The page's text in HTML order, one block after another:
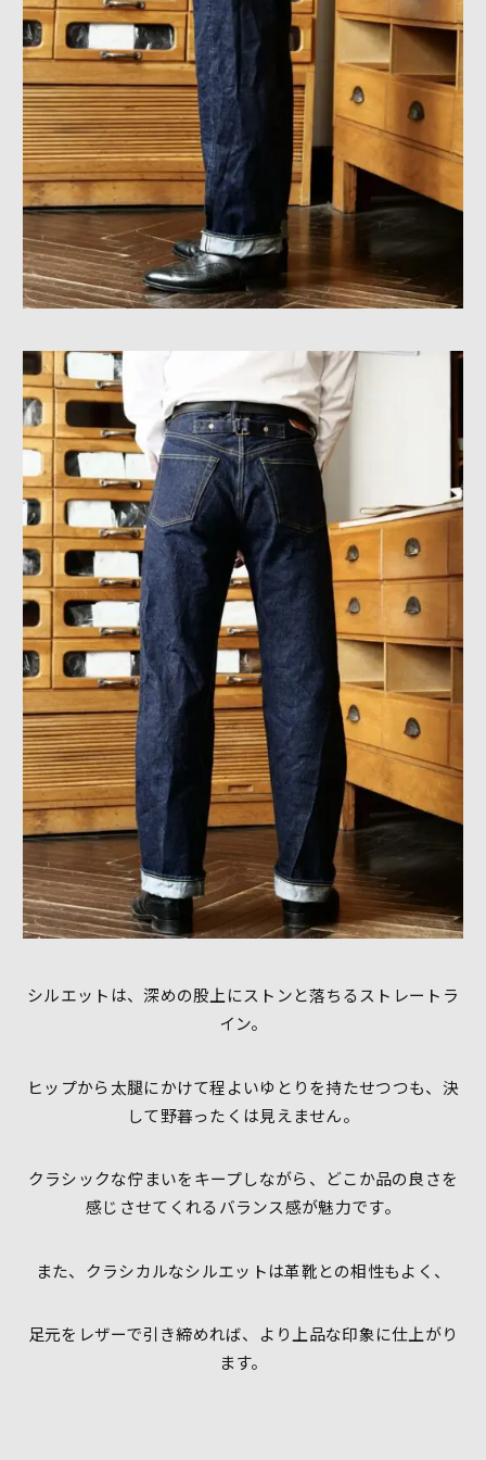
シルエットは、深めの股上にストンと落ちるストレートラ
イン。
ヒップから太腿にかけて程よいゆとりを持たせつつも、決
して野暮ったくは見えません。
クラシックな佇まいをキープしながら、どこか品の良さを
感じさせてくれるバランス感が魅力です。
また、クラシカルなシルエットは革靴との相性もよく、
足元をレザーで引き締めれば、より上品な印象に仕上がり
ます。